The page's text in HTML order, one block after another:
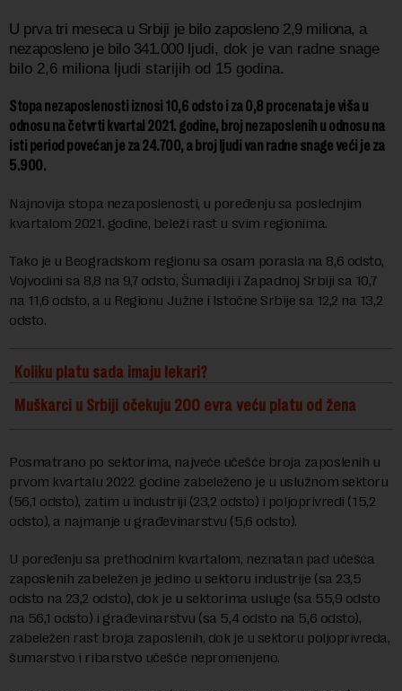
U prva tri meseca u Srbiji je bilo zaposleno 2,9 miliona, a
nezaposleno je bilo 341.000 ljudi, dok je van radne snage
bilo 2,6 miliona ljudi starijih od 15 godina.
Stopa nezaposlenosti iznosi 10,6 odsto i za 0,8 procenata je viša u
odnosu na četvrti kvartal 2021. godine, broj nezaposlenih u odnosu na
isti period povećan je za 24.700, a broj ljudi van radne snage veći je za
5.900.
Najnovija stopa nezaposlenosti, u poređenju sa poslednjim
kvartalom 2021. godine, beleži rast u svim regionima.
Tako je u Beogradskom regionu sa osam porasla na 8,6 odsto,
Vojvodini sa 8,8 na 9,7 odsto, Šumadiji i Zapadnoj Srbiji sa 10,7
na 11,6 odsto, a u Regionu Južne i Istočne Srbije sa 12,2 na 13,2
odsto.
Koliku platu sada imaju lekari?
Muškarci u Srbiji očekuju 200 evra veću platu od žena
Posmatrano po sektorima, najveće učešće broja zaposlenih u
prvom kvartalu 2022. godine zabeleženo je u uslužnom sektoru
(56,1 odsto), zatim u industriji (23,2 odsto) i poljoprivredi (15,2
odsto), a najmanje u građevinarstvu (5,6 odsto).
U poređenju sa prethodnim kvartalom, neznatan pad učešća
zaposlenih zabeležen je jedino u sektoru industrije (sa 23,5
odsto na 23,2 odsto), dok je u sektorima usluge (sa 55,9 odsto
na 56,1 odsto) i građevinarstvu (sa 5,4 odsto na 5,6 odsto),
zabeležen rast broja zaposlenih, dok je u sektoru poljoprivreda,
šumarstvo i ribarstvo učešće nepromenjeno.